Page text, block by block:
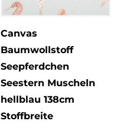
Canvas
Baumwollstoff
Seepferdchen
Seestern Muscheln
hellblau 138cm
Stoffbreite